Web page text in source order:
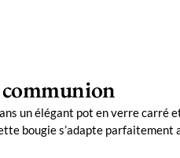
communion
un élégant pot en verre carré
bougie s’adapte parfaitement